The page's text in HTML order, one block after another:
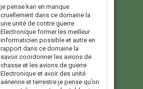
je pense kan en manque
cruellement dans ce domaine la
une unité de contre guerre
Electronique former les meilleur
informaticien possible et autre en
rapport dans ce domaine la
savoir coordonner les avions de
chasse et les avions de guerre
Electronique et avoir des unité
aérienne et terrestre je pense qu’on